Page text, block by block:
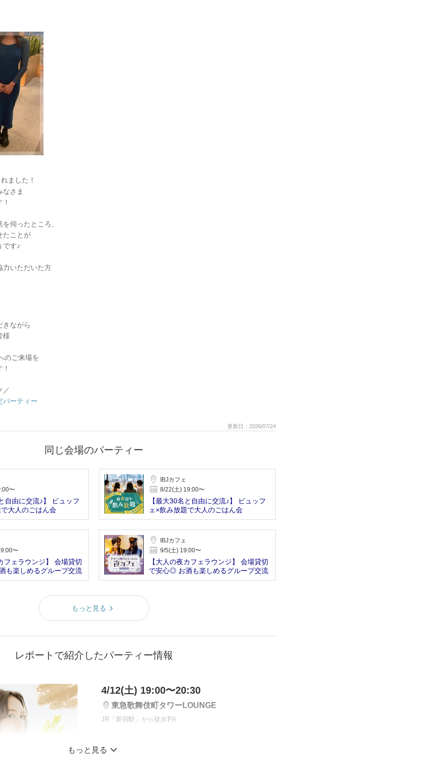
ました！
なさま
伺ったところ、
たことが
です♪
力いただいた方
きながら
様
のご来場を
／
パーティー
更新日：2026/07/24
同じ会場のパーティー
〜
自由に交流♪】 ビュッフ
大人のごはん会
IBJカフェ
8/22(土) 19:00〜
【最大30名と自由に交流♪】 ビュッフ
ェ×飲み放題で大人のごはん会
〜
フェラウンジ】 会場貸切
も楽しめるグループ交流
IBJカフェ
9/5(土) 19:00〜
【大人の夜カフェラウンジ】 会場貸切
で安心◎ お酒も楽しめるグループ交流
会
もっと見る
レポートで紹介したパーティー情報
4/12(土) 19:00〜20:30
東急歌舞伎町タワーLOUNGE
JR「新宿駅」から徒歩7分
＼アルコール・ソフトドリンク
もっと見る